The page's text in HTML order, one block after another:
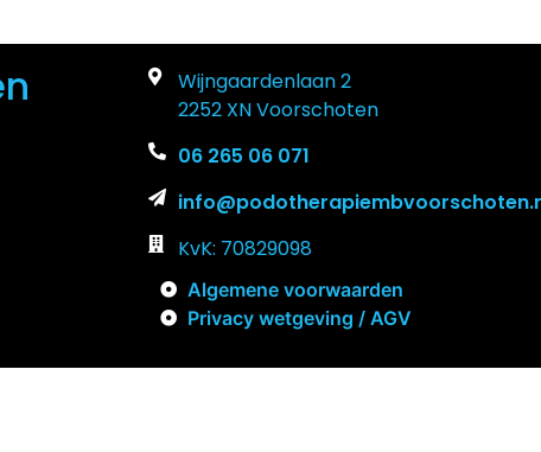
Wijngaardenlaan 2
2252 XN Voorschoten
06 265 06 071
KvK: 70829098
Algemene voorwaarden
Privacy wetgeving / AGV